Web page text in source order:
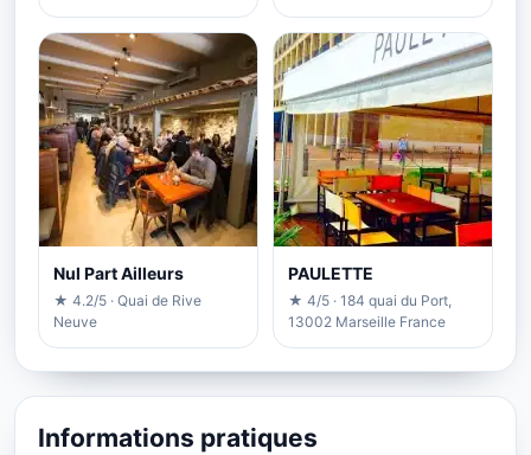
Nul Part Ailleurs
★ 4.2/5 · Quai de Rive
Neuve
PAULETTE
★ 4/5 · 184 quai du Port,
13002 Marseille France
Informations pratiques